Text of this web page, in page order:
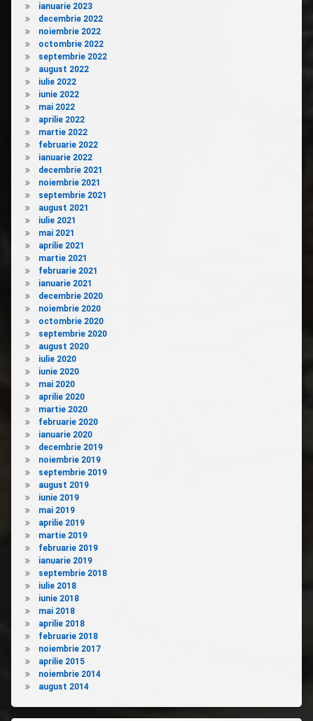
ianuarie 2023
decembrie 2022
noiembrie 2022
octombrie 2022
septembrie 2022
august 2022
iulie 2022
iunie 2022
mai 2022
aprilie 2022
martie 2022
februarie 2022
ianuarie 2022
decembrie 2021
noiembrie 2021
septembrie 2021
august 2021
iulie 2021
mai 2021
aprilie 2021
martie 2021
februarie 2021
ianuarie 2021
decembrie 2020
noiembrie 2020
octombrie 2020
septembrie 2020
august 2020
iulie 2020
iunie 2020
mai 2020
aprilie 2020
martie 2020
februarie 2020
ianuarie 2020
decembrie 2019
noiembrie 2019
septembrie 2019
august 2019
iunie 2019
mai 2019
aprilie 2019
martie 2019
februarie 2019
ianuarie 2019
septembrie 2018
iulie 2018
iunie 2018
mai 2018
aprilie 2018
februarie 2018
noiembrie 2017
aprilie 2015
noiembrie 2014
august 2014